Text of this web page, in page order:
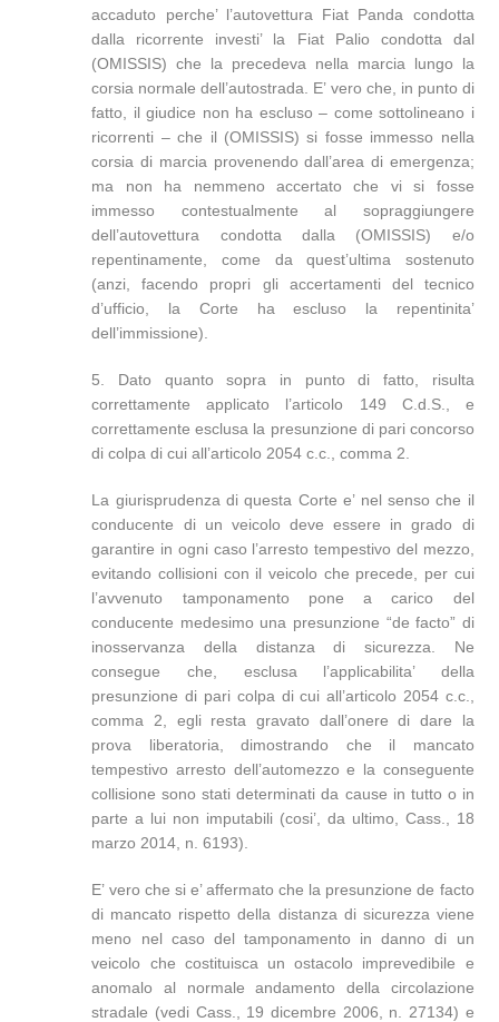
accaduto perche’ l’autovettura Fiat Panda condotta
dalla ricorrente investi’ la Fiat Palio condotta dal
(OMISSIS) che la precedeva nella marcia lungo la
corsia normale dell’autostrada. E’ vero che, in punto di
fatto, il giudice non ha escluso – come sottolineano i
ricorrenti – che il (OMISSIS) si fosse immesso nella
corsia di marcia provenendo dall’area di emergenza;
ma non ha nemmeno accertato che vi si fosse
immesso contestualmente al sopraggiungere
dell’autovettura condotta dalla (OMISSIS) e/o
repentinamente, come da quest’ultima sostenuto
(anzi, facendo propri gli accertamenti del tecnico
d’ufficio, la Corte ha escluso la repentinita’
dell’immissione).
5. Dato quanto sopra in punto di fatto, risulta
correttamente applicato l’articolo 149 C.d.S., e
correttamente esclusa la presunzione di pari concorso
di colpa di cui all’articolo 2054 c.c., comma 2.
La giurisprudenza di questa Corte e’ nel senso che il
conducente di un veicolo deve essere in grado di
garantire in ogni caso l’arresto tempestivo del mezzo,
evitando collisioni con il veicolo che precede, per cui
l’avvenuto tamponamento pone a carico del
conducente medesimo una presunzione “de facto” di
inosservanza della distanza di sicurezza. Ne
consegue che, esclusa l’applicabilita’ della
presunzione di pari colpa di cui all’articolo 2054 c.c.,
comma 2, egli resta gravato dall’onere di dare la
prova liberatoria, dimostrando che il mancato
tempestivo arresto dell’automezzo e la conseguente
collisione sono stati determinati da cause in tutto o in
parte a lui non imputabili (cosi’, da ultimo, Cass., 18
marzo 2014, n. 6193).
E’ vero che si e’ affermato che la presunzione de facto
di mancato rispetto della distanza di sicurezza viene
meno nel caso del tamponamento in danno di un
veicolo che costituisca un ostacolo imprevedibile e
anomalo al normale andamento della circolazione
stradale (vedi Cass., 19 dicembre 2006, n. 27134) e